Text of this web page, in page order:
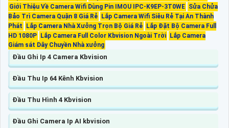
Giới Thiệu Về Camera Wifi Dùng Pin IMOU IPC-K9EP-3T0WE Sửa Chửa
Bảo Trì Camera Quận 8 Giá Rẻ
Lắp Camera Wifi Siêu Rẻ Tại An Thành
Phát
Lắp Camera Nhà Xưởng Trọn Bộ Giá Rẻ
Lắp Đặt Bộ Camera Full
HD 1080P
Lắp Camera Full Color Kbvision Ngoài Trời
Lắp Camera
Giám sát Dây Chuyền Nhà xưởng
Đầu Ghi Ip 4 Camera Kbvision
Đầu Thu Ip 64 Kênh Kbvision
Đầu Thu Hình 4 Kbvision
Đầu Ghi Camera Ip AI kbvision